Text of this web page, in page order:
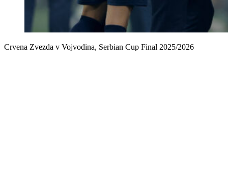
Crvena Zvezda v Vojvodina, Serbian Cup Final 2025/2026